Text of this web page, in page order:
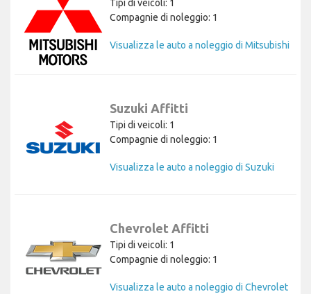
Tipi di veicoli: 1
Compagnie di noleggio: 1
Visualizza le auto a noleggio di Mitsubishi
Suzuki Affitti
Tipi di veicoli: 1
Compagnie di noleggio: 1
Visualizza le auto a noleggio di Suzuki
Chevrolet Affitti
Tipi di veicoli: 1
Compagnie di noleggio: 1
Visualizza le auto a noleggio di Chevrolet